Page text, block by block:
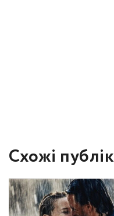
Схожі